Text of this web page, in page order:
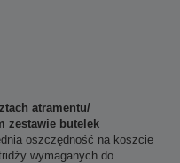
atramentu/
zestawie butelek
oszczędność na koszcie
wymaganych do